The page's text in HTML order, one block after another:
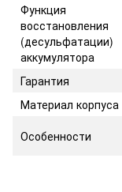
Функция
восстановления
(десульфатации)
аккумулятора
Гарантия
Материал корпуса
Особенности